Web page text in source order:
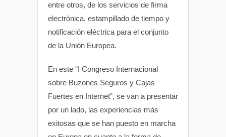
entre otros, de los servicios de firma
electrónica, estampillado de tiempo y
notificación eléctrica para el conjunto
de la Unión Europea.
En este “I Congreso Internacional
sobre Buzones Seguros y Cajas
Fuertes en Internet”, se van a presentar
por un lado, las experiencias más
exitosas que se han puesto en marcha